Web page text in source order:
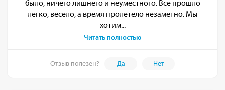
было, ничего лишнего и неуместного. Все прошло
легко, весело, а время пролетело незаметно. Мы
хотим...
Читать полностью
Отзыв полезен? Да Нет